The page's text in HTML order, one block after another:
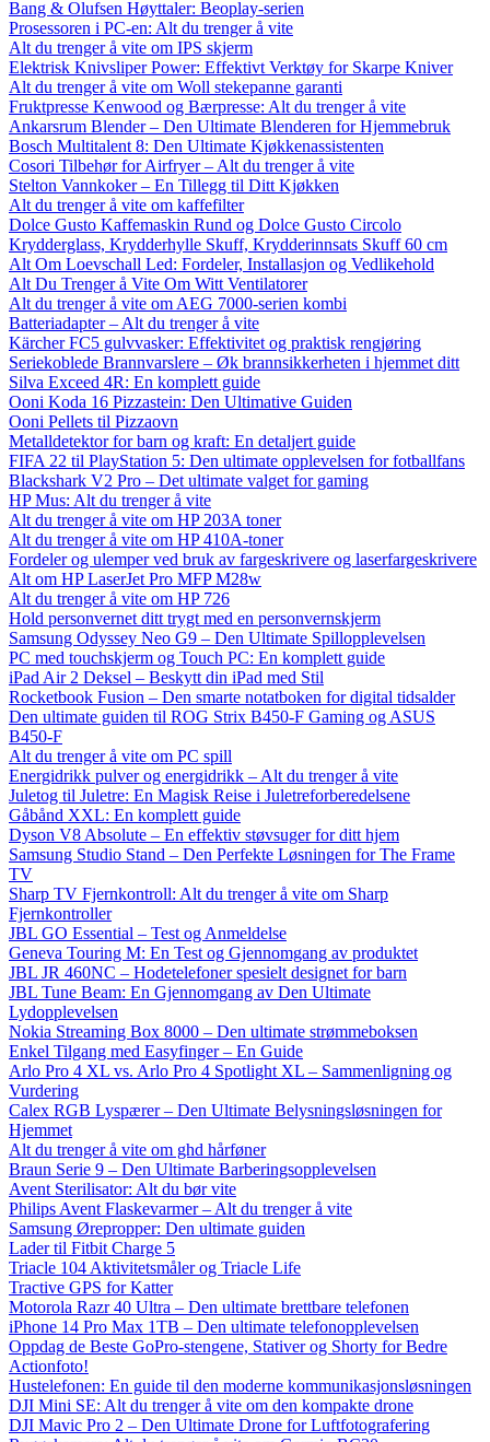
Bang & Olufsen Høyttaler: Beoplay-serien
Prosessoren i PC-en: Alt du trenger å vite
Alt du trenger å vite om IPS skjerm
Elektrisk Knivsliper Power: Effektivt Verktøy for Skarpe Kniver
Alt du trenger å vite om Woll stekepanne garanti
Fruktpresse Kenwood og Bærpresse: Alt du trenger å vite
Ankarsrum Blender – Den Ultimate Blenderen for Hjemmebruk
Bosch Multitalent 8: Den Ultimate Kjøkkenassistenten
Cosori Tilbehør for Airfryer – Alt du trenger å vite
Stelton Vannkoker – En Tillegg til Ditt Kjøkken
Alt du trenger å vite om kaffefilter
Dolce Gusto Kaffemaskin Rund og Dolce Gusto Circolo
Krydderglass, Krydderhylle Skuff, Krydderinnsats Skuff 60 cm
Alt Om Loevschall Led: Fordeler, Installasjon og Vedlikehold
Alt Du Trenger å Vite Om Witt Ventilatorer
Alt du trenger å vite om AEG 7000-serien kombi
Batteriadapter – Alt du trenger å vite
Kärcher FC5 gulvvasker: Effektivitet og praktisk rengjøring
Seriekoblede Brannvarslere – Øk brannsikkerheten i hjemmet ditt
Silva Exceed 4R: En komplett guide
Ooni Koda 16 Pizzastein: Den Ultimative Guiden
Ooni Pellets til Pizzaovn
Metalldetektor for barn og kraft: En detaljert guide
FIFA 22 til PlayStation 5: Den ultimate opplevelsen for fotballfans
Blackshark V2 Pro – Det ultimate valget for gaming
HP Mus: Alt du trenger å vite
Alt du trenger å vite om HP 203A toner
Alt du trenger å vite om HP 410A-toner
Fordeler og ulemper ved bruk av fargeskrivere og laserfargeskrivere
Alt om HP LaserJet Pro MFP M28w
Alt du trenger å vite om HP 726
Hold personvernet ditt trygt med en personvernskjerm
Samsung Odyssey Neo G9 – Den Ultimate Spillopplevelsen
PC med touchskjerm og Touch PC: En komplett guide
iPad Air 2 Deksel – Beskytt din iPad med Stil
Rocketbook Fusion – Den smarte notatboken for digital tidsalder
Den ultimate guiden til ROG Strix B450-F Gaming og ASUS
B450-F
Alt du trenger å vite om PC spill
Energidrikk pulver og energidrikk – Alt du trenger å vite
Juletog til Juletre: En Magisk Reise i Juletreforberedelsene
Gåbånd XXL: En komplett guide
Dyson V8 Absolute – En effektiv støvsuger for ditt hjem
Samsung Studio Stand – Den Perfekte Løsningen for The Frame
TV
Sharp TV Fjernkontroll: Alt du trenger å vite om Sharp
Fjernkontroller
JBL GO Essential – Test og Anmeldelse
Geneva Touring M: En Test og Gjennomgang av produktet
JBL JR 460NC – Hodetelefoner spesielt designet for barn
JBL Tune Beam: En Gjennomgang av Den Ultimate
Lydopplevelsen
Nokia Streaming Box 8000 – Den ultimate strømmeboksen
Enkel Tilgang med Easyfinger – En Guide
Arlo Pro 4 XL vs. Arlo Pro 4 Spotlight XL – Sammenligning og
Vurdering
Calex RGB Lyspærer – Den Ultimate Belysningsløsningen for
Hjemmet
Alt du trenger å vite om ghd hårføner
Braun Serie 9 – Den Ultimate Barberingsopplevelsen
Avent Sterilisator: Alt du bør vite
Philips Avent Flaskevarmer – Alt du trenger å vite
Samsung Ørepropper: Den ultimate guiden
Lader til Fitbit Charge 5
Triacle 104 Aktivitetsmåler og Triacle Life
Tractive GPS for Katter
Motorola Razr 40 Ultra – Den ultimate brettbare telefonen
iPhone 14 Pro Max 1TB – Den ultimate telefonopplevelsen
Oppdag de Beste GoPro-stengene, Stativer og Shorty for Bedre
Actionfoto!
Hustelefonen: En guide til den moderne kommunikasjonsløsningen
DJI Mini SE: Alt du trenger å vite om den kompakte drone
DJI Mavic Pro 2 – Den Ultimate Drone for Luftfotografering